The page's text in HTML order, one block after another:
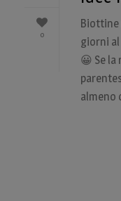
0
Biottine
giorni al
😀 Se la
almeno